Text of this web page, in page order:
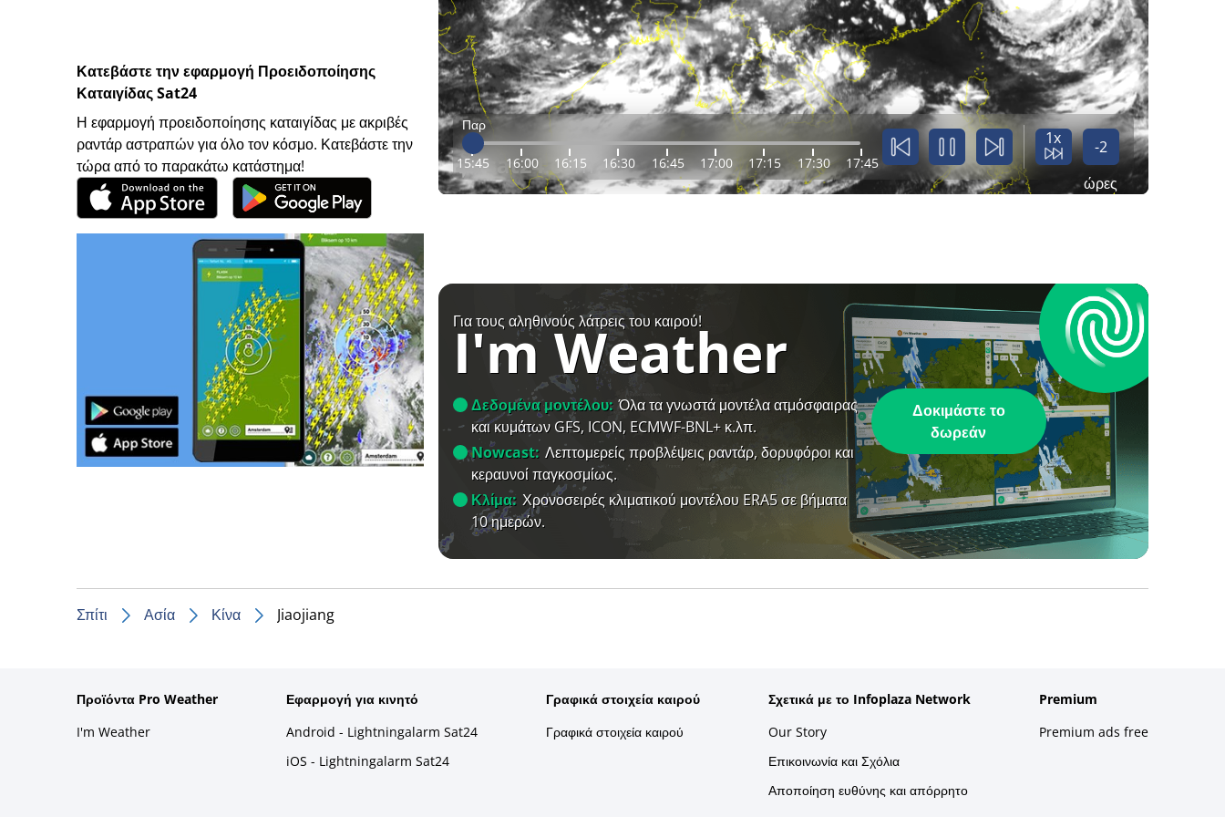
Κατεβάστε την εφαρμογή Προειδοποίησης
Καταιγίδας Sat24
Η εφαρμογή προειδοποίησης καταιγίδας με ακριβές
ραντάρ αστραπών για όλο τον κόσμο. Κατεβάστε την
τώρα από το παρακάτω κατάστημα!
Παρ
15:45 16:00 16:15 16:30 16:45 17:00 17:15 17:30 17:45
1x
-2
ώρες
Για τους αληθινούς λάτρεις του καιρού!
I'm Weather
Δεδομένα μοντέλου: Όλα τα γνωστά μοντέλα ατμόσφαιρας
και κυμάτων GFS, ICON, ECMWF-BNL+ κ.λπ.
Nowcast: Λεπτομερείς προβλέψεις ραντάρ, δορυφόροι και
κεραυνοί παγκοσμίως.
Κλίμα: Χρονοσειρές κλιματικού μοντέλου ERA5 σε βήματα
10 ημερών.
Δοκιμάστε το
δωρεάν
Σπίτι Ασία Κίνα Jiaojiang
Προϊόντα Pro Weather
I'm Weather
Εφαρμογή για κινητό
Android - Lightningalarm Sat24
iOS - Lightningalarm Sat24
Γραφικά στοιχεία καιρού
Γραφικά στοιχεία καιρού
Σχετικά με το Infoplaza Network
Our Story
Επικοινωνία και Σχόλια
Αποποίηση ευθύνης και απόρρητο
Premium
Premium ads free